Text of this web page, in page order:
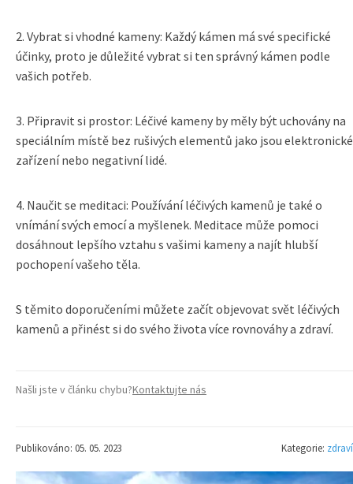
2. Vybrat si vhodné kameny: Každý kámen má své specifické
účinky, proto je důležité vybrat si ten správný kámen podle
vašich potřeb.
3. Připravit si prostor: Léčivé kameny by měly být uchovány na
speciálním místě bez rušivých elementů jako jsou elektronické
zařízení nebo negativní lidé.
4. Naučit se meditaci: Používání léčivých kamenů je také o
vnímání svých emocí a myšlenek. Meditace může pomoci
dosáhnout lepšího vztahu s vašimi kameny a najít hlubší
pochopení vašeho těla.
S těmito doporučeními můžete začít objevovat svět léčivých
kamenů a přinést si do svého života více rovnováhy a zdraví.
Našli jste v článku chybu?Kontaktujte nás
Publikováno: 05. 05. 2023 Kategorie: zdraví